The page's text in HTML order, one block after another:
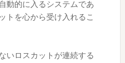
動的に入るシステムであ
トを心から受け入れるこ
いロスカットが連続する